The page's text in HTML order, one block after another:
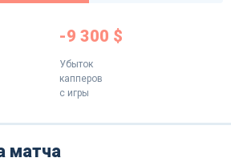
-9 300 $
Убыток
капперов
с игры
матча